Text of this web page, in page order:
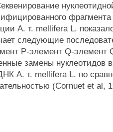
А. т. mellifera L.
следующие
Р-элемент Q-элемент
замены нуклеотидов
А. т. mellifera L. по
(Cornuet et al,